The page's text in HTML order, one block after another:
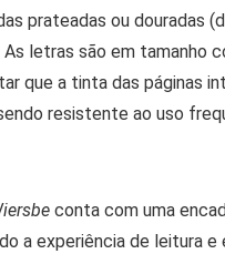
prateadas ou douradas
As letras são em
que a tinta das páginas
resistente ao uso
conta com uma
a experiência de leitura